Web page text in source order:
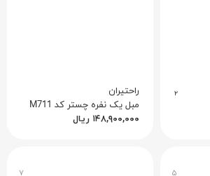
۲
راحتیران
مبل یک نفره چستر کد M711
۱۴۸,۹۰۰,۰۰۰ ریال
۵ ۷